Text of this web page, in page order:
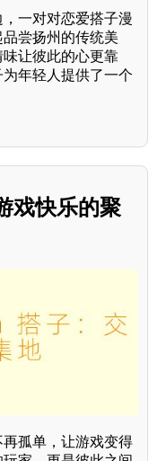
一对对恋爱搭子漫
尝扬州的传统美
让彼此的心更靠
年轻人提供了一个
戏快乐的聚
孤单，让游戏变得